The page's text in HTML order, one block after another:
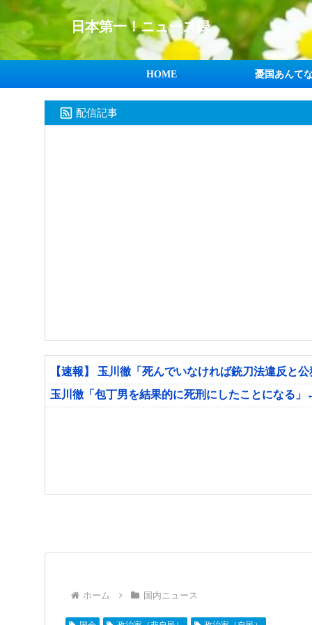
日本第一！ニュース録
HOME 憂国あんて
配信記事
【速報】 玉川徹「死んでいなければ銃刀法違反と
玉川徹「包丁男を結果的に死刑にしたことになる
ホーム 国内ニュース